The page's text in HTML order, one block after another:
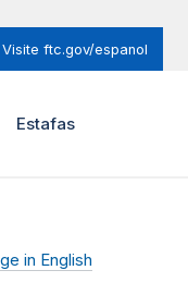
Visite ftc.gov/espanol
Estafas
in English